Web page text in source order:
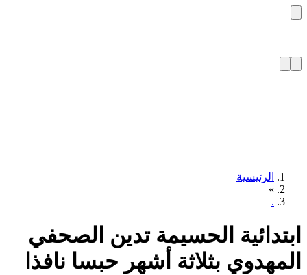
الرئيسية
الحسيمة تدين الصحفي
بثلاثة أشهر حبسا نافذا